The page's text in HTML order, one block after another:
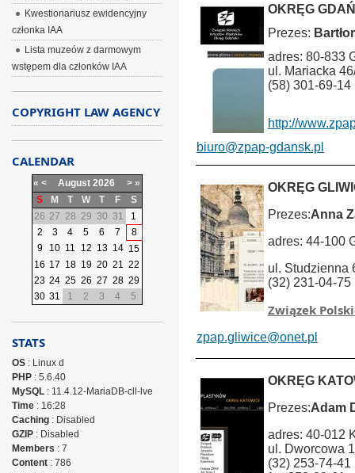
OKRĘG
Prezes:
adres: 80-833
ul. Mariacka
(58) 301-69-14
http://
biuro@zpap-gdansk.pl
OKRĘG
Prezes:Anna
adres: 44-100
ul. Studzienna
(32) 231-04-75
Związek
zpap.gliwice@onet.pl
OKRĘG
Prezes:Adam
adres: 40-012
ul. Dworcowa
(32) 253-74-41
Kwestionariusz ewidencyjny
członka IAA
Lista muzeów z darmowym
wstępem dla członków IAA
COPYRIGHT LAW AGENCY
CALENDAR
« < August 2026 > »
S
M T W T F
S
26 27 28 29 30 31
1
2
3 4 5 6 7
8
9
10 11 12 13 14 15
16 17 18 19 20 21 22
23 24 25 26 27 28 29
30 31 1 2 3 4 5
STATS
OS: Linux d
PHP: 5.6.40
MySQL: 11.4.12-MariaDB-cll-lve
Time: 16:28
Caching: Disabled
GZIP: Disabled
Members : 7
Content: 786